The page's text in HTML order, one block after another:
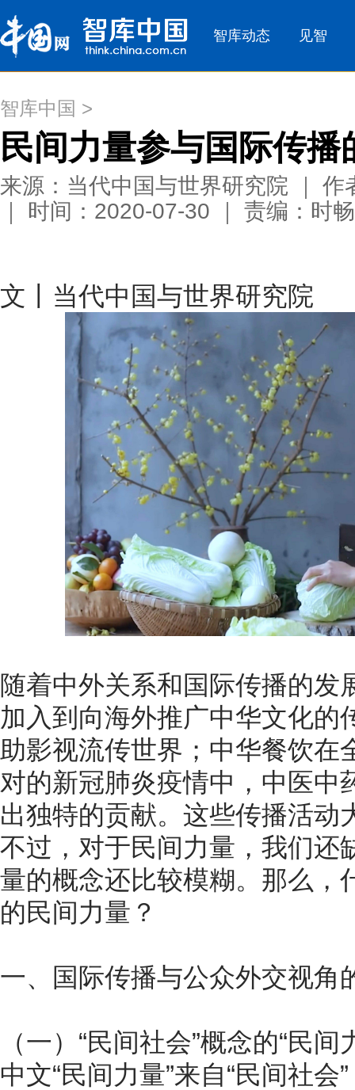
智库中国 >
民间力量参与国际传播
来源：当代中国与世界研究院 ｜
｜ 时间：2020-07-30 ｜ 责编：时畅
文丨当代中国与世界研究院
随着中外关系和国际传播的发
加入到向海外推广中华文化的
助影视流传世界；中华餐饮在
对的新冠肺炎疫情中，中医中
出独特的贡献。这些传播活动
不过，对于民间力量，我们还
量的概念还比较模糊。那么，
的民间力量？
一、国际传播与公众外交视角
（一）“民间社会”概念的“民间
中文“民间力量”来自“民间社